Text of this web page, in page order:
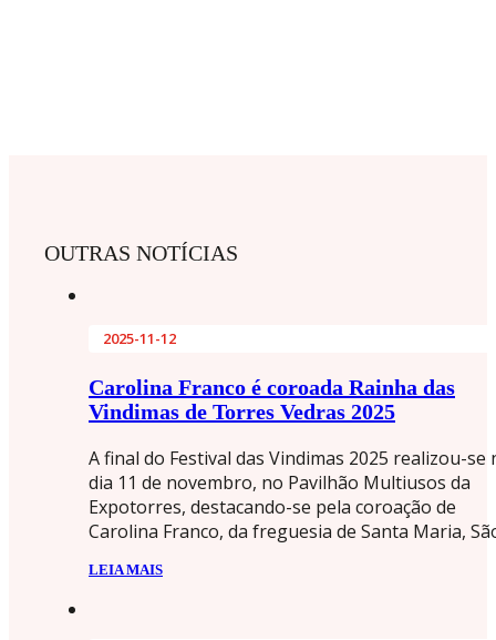
OUTRAS NOTÍCIAS
2025-11-12
Carolina Franco é coroada Rainha das
Vindimas de Torres Vedras 2025
A final do Festival das Vindimas 2025 realizou-se
dia 11 de novembro, no Pavilhão Multiusos da
Expotorres, destacando-se pela coroação de
Carolina Franco, da freguesia de Santa Maria,
LEIA MAIS